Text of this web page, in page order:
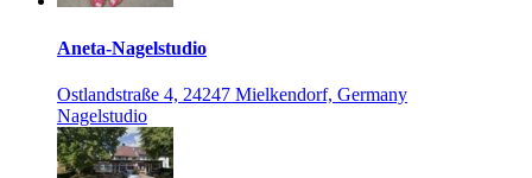
Aneta-Nagelstudio
Ostlandstraße 4, 24247 Mielkendorf, Germany
Nagelstudio